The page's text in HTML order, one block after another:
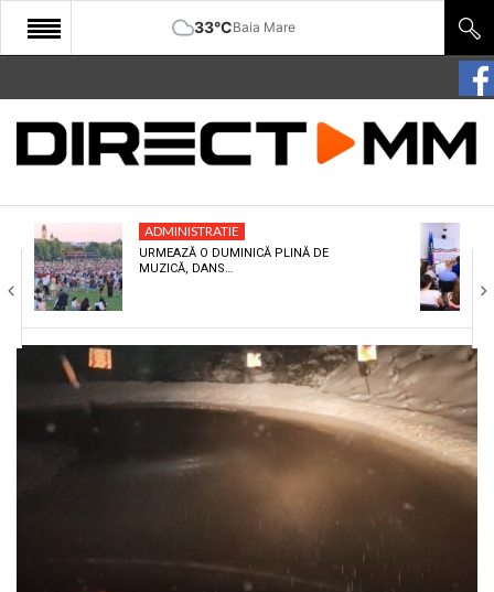
33°CBaia Mare
START
COMUNITATE
CULTURA
ECONOMIE
SANATATE
SPORT
ADMINISTRATIE
URMEAZĂ O DUMINICĂ PLINĂ DE
MUZICĂ, DANS…